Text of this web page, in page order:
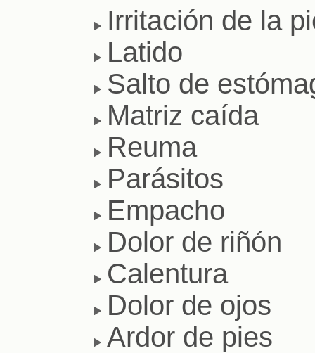
Irritación de la
Latido
Salto de
Matriz caída
Reuma
Parásitos
Empacho
Dolor de riñón
Calentura
Dolor de ojos
Ardor de pies